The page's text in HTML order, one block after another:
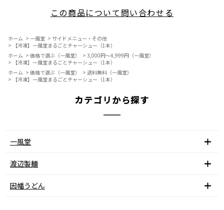
この商品について問い合わせる
ホーム > 一風堂 > サイドメニュー・その他
>
【冷凍】一風堂まるごとチャーシュー（1本）
ホーム > 価格で選ぶ（一風堂） > 3,000円～4,999円（一風堂）
>
【冷凍】一風堂まるごとチャーシュー（1本）
ホーム > 価格で選ぶ（一風堂） > 送料無料（一風堂）
>
【冷凍】一風堂まるごとチャーシュー（1本）
カテゴリから探す
一風堂
渡辺製麺
因幡うどん